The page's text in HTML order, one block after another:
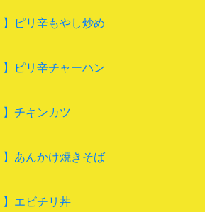
】ピリ辛もやし炒め
】ピリ辛チャーハン
】チキンカツ
】あんかけ焼きそば
】エビチリ丼